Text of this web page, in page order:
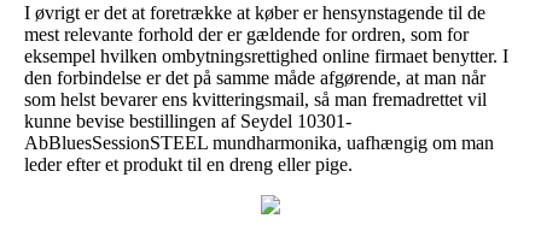
I øvrigt er det at foretrække at køber er hensynstagende til de
mest relevante forhold der er gældende for ordren, som for
eksempel hvilken ombytningsrettighed online firmaet benytter. I
den forbindelse er det på samme måde afgørende, at man når
som helst bevarer ens kvitteringsmail, så man fremadrettet vil
kunne bevise bestillingen af Seydel 10301-
AbBluesSessionSTEEL mundharmonika, uafhængig om man
leder efter et produkt til en dreng eller pige.